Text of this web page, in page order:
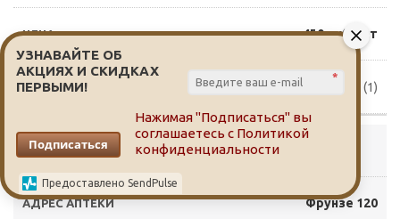
450 руб./шт
Доступно для заказа (1)
Выбрать аптеку
Фрунзе 120
УЗНАВАЙТЕ ОБ
АКЦИЯХ И СКИДКАХ
ПЕРВЫМИ!
*
Подписаться
Нажимая "Подписаться" вы
соглашаетесь с Политикой
конфиденциальности
Предоставлено SendPulse